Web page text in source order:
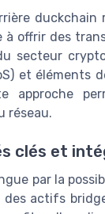
offrir des
secteur
et éléments
approche
réseau.
clés et
par la
actifs